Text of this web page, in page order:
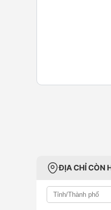
ĐỊA CHỈ CÒN